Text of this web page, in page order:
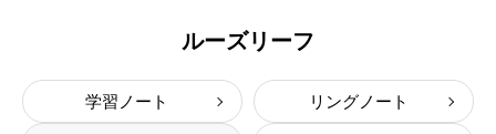
ルーズリーフ
学習ノート リングノート